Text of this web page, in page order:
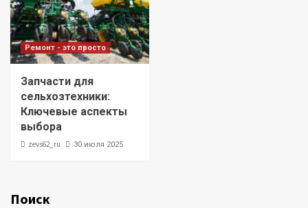
Ремонт - это просто
Запчасти для
сельхозтехники:
Ключевые аспекты
выбора
zevs62_ru 30 июля 2025
Поиск